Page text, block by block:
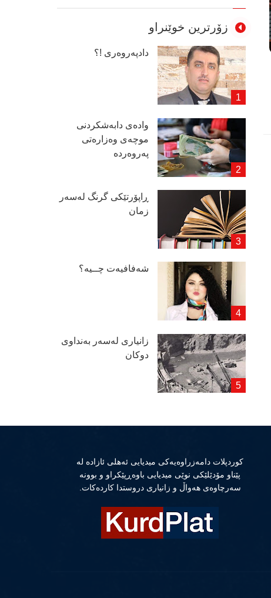
زۆرترین خوێنراو
دادپەروەری !؟
وادەی دابەشكردنی
موچەی وەزارەتی
پەروەردە
ڕاپۆرتێكی گرنگ لەسەر
زمان
شەفافیەت چــیە؟
زانیاری لەسەر بەنداوی
دوكان
كوردپلات دامەزراوەیەكی میدیایی ئەهلی ئازادە لە
پێناو مۆدێلێكی نوێی میدیایی باوەڕپێكراو و بوونە
سەرچاوەی هەواڵ و زانیاری دروستدا كاردەكات.